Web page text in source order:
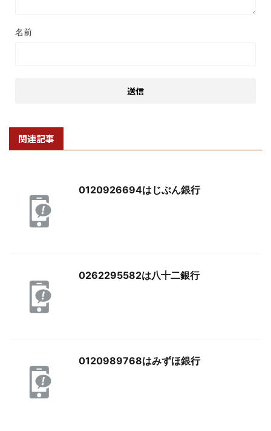
名前
関連記事
0120926694はじぶん銀行
0262295582は八十二銀行
0120989768はみずほ銀行